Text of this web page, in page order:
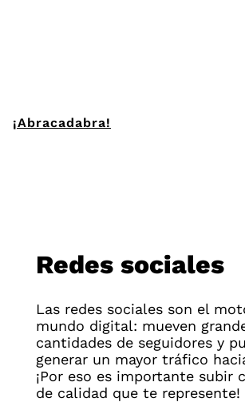
¡Abracadabra!
Redes sociales
Las redes sociales son el
mundo digital: mueven
cantidades de seguidores y
generar un mayor tráfico
¡Por eso es importante subir
de calidad que te represente!